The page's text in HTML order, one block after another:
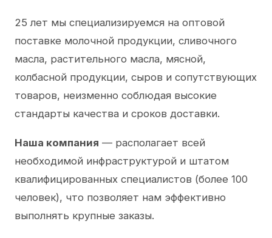
25 лет мы специализируемся на оптовой
поставке молочной продукции, сливочного
масла, растительного масла, мясной,
колбасной продукции, сыров и сопутствующих
товаров, неизменно соблюдая высокие
стандарты качества и сроков доставки.
Наша компания — располагает всей
необходимой инфраструктурой и штатом
квалифицированных специалистов (более 100
человек), что позволяет нам эффективно
выполнять крупные заказы.